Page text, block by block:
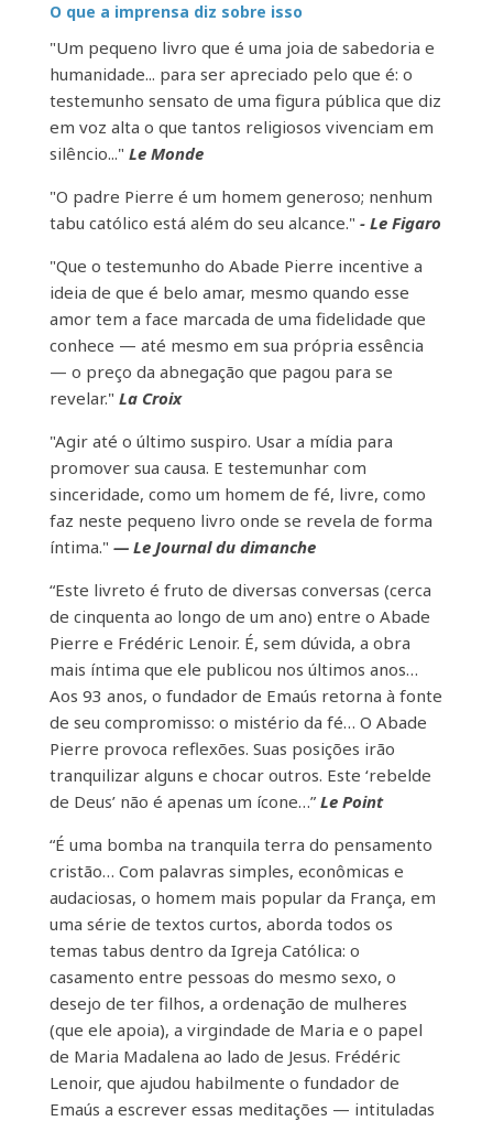
O que a imprensa diz sobre isso
"Um pequeno livro que é uma joia de sabedoria e
humanidade... para ser apreciado pelo que é: o
testemunho sensato de uma figura pública que diz
em voz alta o que tantos religiosos vivenciam em
silêncio..." Le Monde
"O padre Pierre é um homem generoso; nenhum
tabu católico está além do seu alcance." - Le Figaro
"Que o testemunho do Abade Pierre incentive a
ideia de que é belo amar, mesmo quando esse
amor tem a face marcada de uma fidelidade que
conhece — até mesmo em sua própria essência
— o preço da abnegação que pagou para se
revelar." La Croix
"Agir até o último suspiro. Usar a mídia para
promover sua causa. E testemunhar com
sinceridade, como um homem de fé, livre, como
faz neste pequeno livro onde se revela de forma
íntima." — Le Journal du dimanche
“Este livreto é fruto de diversas conversas (cerca
de cinquenta ao longo de um ano) entre o Abade
Pierre e Frédéric Lenoir. É, sem dúvida, a obra
mais íntima que ele publicou nos últimos anos…
Aos 93 anos, o fundador de Emaús retorna à fonte
de seu compromisso: o mistério da fé… O Abade
Pierre provoca reflexões. Suas posições irão
tranquilizar alguns e chocar outros. Este ‘rebelde
de Deus’ não é apenas um ícone…”Le Point
“É uma bomba na tranquila terra do pensamento
cristão… Com palavras simples, econômicas e
audaciosas, o homem mais popular da França, em
uma série de textos curtos, aborda todos os
temas tabus dentro da Igreja Católica: o
casamento entre pessoas do mesmo sexo, o
desejo de ter filhos, a ordenação de mulheres
(que ele apoia), a virgindade de Maria e o papel
de Maria Madalena ao lado de Jesus. Frédéric
Lenoir, que ajudou habilmente o fundador de
Emaús a escrever essas meditações — intituladas